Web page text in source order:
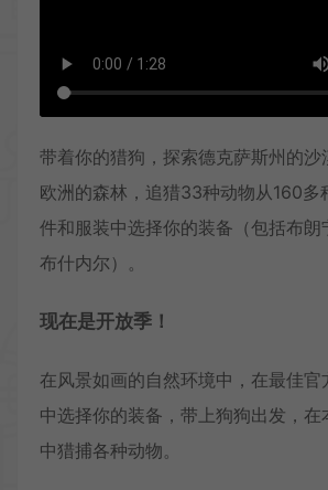
带着你的猎狗，探索德克萨斯州的沙
欧洲的森林，追猎33种动物从160多
件和服装中选择你的装备（包括布朗
布什内尔）。
现在是开放季！
在风景如画的自然环境中，在最佳官
中选择你的装备，带上狗狗出发，在
中猎捕各种动物。